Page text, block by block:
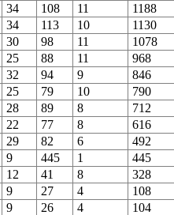
34 108 11
1188
34 113 10
1130
30 98 11
1078
25 88 11
968
32 94 9
846
25 79 10
790
28 89 8
712
22 77 8
616
29 82 6
492
9 445 1
445
12 41 8
328
9 27 4
108
9 26 4
104